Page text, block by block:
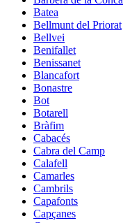
Batea
Bellmunt del Priorat
Bellvei
Benifallet
Benissanet
Blancafort
Bonastre
Bot
Botarell
Bràfim
Cabacés
Cabra del Camp
Calafell
Camarles
Cambrils
Capafonts
Capçanes